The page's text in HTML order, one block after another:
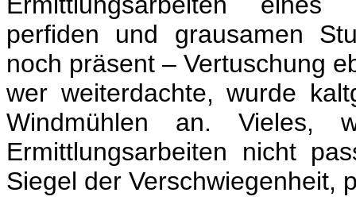
perfiden und grausamen
noch präsent – Vertuschung
wer weiterdachte, wurde
Windmühlen an. Vieles,
Ermittlungsarbeiten nicht
Siegel der Verschwiegenheit,